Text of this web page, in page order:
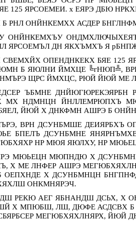
125 ЯРСОЕМЕИ. х ЕЯРЭ ДБЮ
Б РНЛ ОНЙНКЕМХХ АСДЕР
ОНЙНКЕМХЪУ
ЯРСОЕМЪЛ ДН ЯКХЪМХЪ Я
СВЕМХЙХ ОПЕНДНКЕКХ БЯЕ
Б ЯЮЛНИ ЙМХЦЕ ╚гНЮП╩,
ЩРС ЙМХЦС, РЮЙ ЙЮЙ МЕ
ЪБМНЕ
МХ НДМНЦН ЙНЛЛЕМРЮПХЪ
ЙЮЙ Х ДНКФМН АШРЭ Б
ВРН ДСУНБМШЕ ДЕИЯРБХЪ
БПЕЛЪ ДСУНБМНЕ
НР МЮЯ ЯЮЛХУ, НР
МЮЬЕЦН МЮПНДЮ Х
Х МЕ ЛНФЕР АШРЭ
Х ДСУНБМНЦН
ОНКМНЯРЭЧ.
РЕКЮ АЕГ ЯБНАНДШ ДСЬХ, Х
Х МПЮБШ, ЛШ, ДЮФЕ АСДСВХ
МЕГЮБХЯХЛНЯРХ, ЙЮЙ